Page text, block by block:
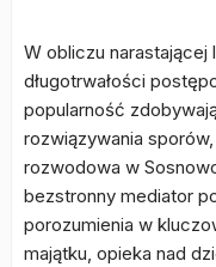
W obliczu
długotrwałości
popularność
rozwiązywania
rozwodowa w
bezstronny mediator
porozumienia w
majątku, opieka nad